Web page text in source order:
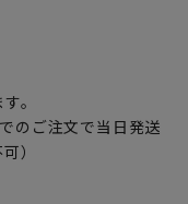
。
のご注文で当日発送
）